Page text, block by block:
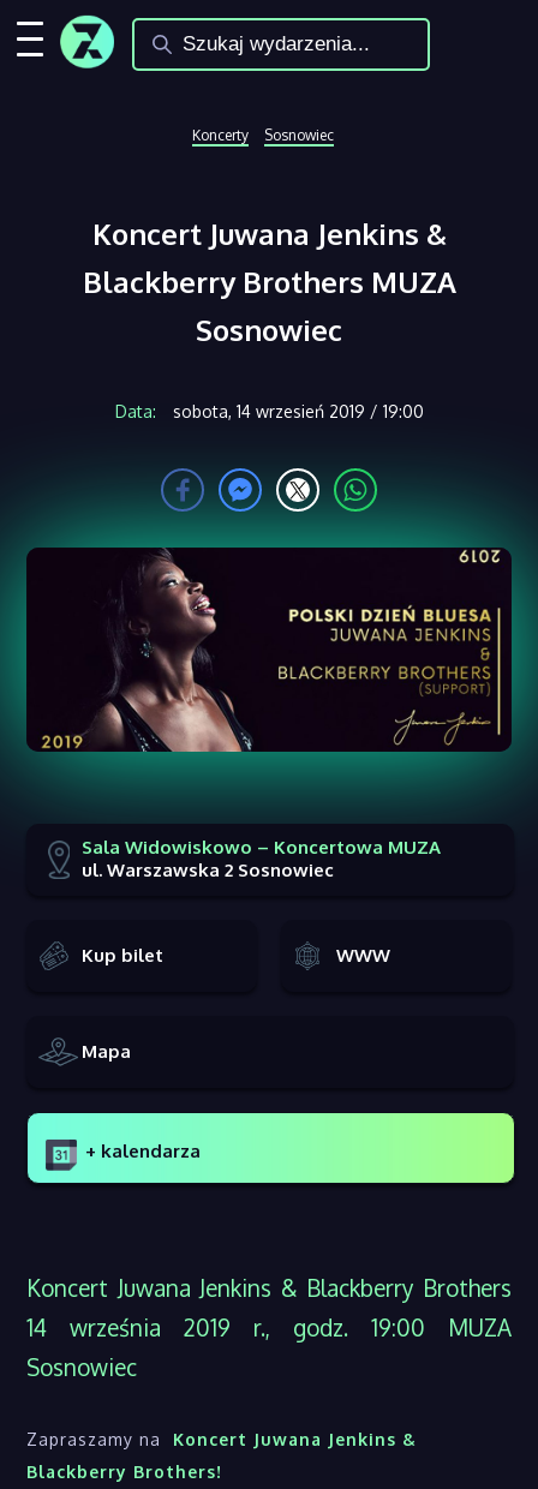
Koncerty Sosnowiec
Koncert Juwana Jenkins &
Blackberry Brothers MUZA
Sosnowiec
Data: sobota, 14 wrzesień 2019 / 19:00
Sala Widowiskowo – Koncertowa MUZA
ul. Warszawska 2 Sosnowiec
Kup bilet WWW
Mapa
+ kalendarza
Koncert Juwana Jenkins & Blackberry Brothers
14 września 2019 r., godz. 19:00 MUZA
Sosnowiec
Zapraszamy na
Koncert Juwana Jenkins &
Blackberry Brothers!